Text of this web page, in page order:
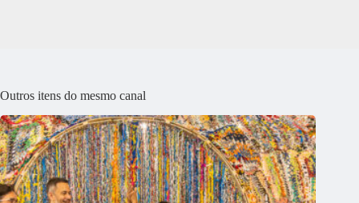
Outros itens do mesmo canal